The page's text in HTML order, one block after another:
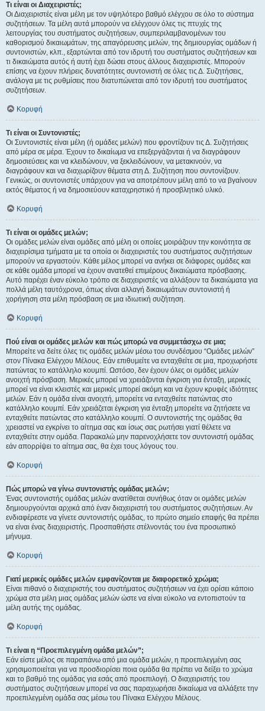
Τι είναι οι Διαχειριστές;
Οι Διαχειριστές είναι μέλη με τον υψηλότερο βαθμό ελέγχου σε όλο το σύστημα
συζητήσεων. Τα μέλη αυτά μπορούν να ελέγχουν όλες τις πτυχές της
λειτουργίας του συστήματος συζητήσεων, συμπεριλαμβανομένων του
καθορισμού δικαιωμάτων, της απαγόρευσης μελών, της δημιουργίας ομάδων ή
συντονιστών, κλπ., εξαρτώνται από τον ιδρυτή του συστήματος συζητήσεων και
τι δικαιώματα αυτός ή αυτή έχει δώσει στους άλλους διαχειριστές. Μπορούν
επίσης να έχουν πλήρεις δυνατότητες συντονιστή σε όλες τις Δ. Συζητήσεις,
ανάλογα με τις ρυθμίσεις που διατυπώνεται από τον ιδρυτή του συστήματος
συζητήσεων.
Κορυφή
Τι είναι οι Συντονιστές;
Οι Συντονιστές είναι μέλη (ή ομάδες μελών) που φροντίζουν τις Δ. Συζητήσεις
από μέρα σε μέρα. Έχουν το δικαίωμα να επεξεργάζονται ή να διαγράφουν
δημοσιεύσεις και να κλειδώνουν, να ξεκλειδώνουν, να μετακινούν, να
διαγράφουν και να διαχωρίζουν θέματα στη Δ. Συζήτηση που συντονίζουν.
Γενικώς, οι συντονιστές υπάρχουν για να αποτρέπουν μέλη από το να βγαίνουν
εκτός θέματος ή να δημοσιεύουν καταχρηστικό ή προσβλητικό υλικό.
Κορυφή
Τι είναι οι ομάδες μελών;
Οι ομάδες μελών είναι ομάδες από μέλη οι οποίες μοιράζουν την κοινότητα σε
διαχειρίσιμα τμήματα με τα οποία οι διαχειριστές του συστήματος συζητήσεων
μπορούν να εργαστούν. Κάθε μέλος μπορεί να ανήκει σε διάφορες ομάδες και
σε κάθε ομάδα μπορεί να έχουν ανατεθεί επιμέρους δικαιώματα πρόσβασης.
Αυτό παρέχει έναν εύκολο τρόπο σε διαχειριστές να αλλάξουν τα δικαιώματα για
πολλά μέλη ταυτόχρονα, όπως είναι αλλαγή δικαιωμάτων συντονιστή ή
χορήγηση στα μέλη πρόσβαση σε μια ιδιωτική συζήτηση.
Κορυφή
Πού είναι οι ομάδες μελών και πώς μπορώ να συμμετάσχω σε μια;
Μπορείτε να δείτε όλες τις ομάδες μελών μέσω του συνδέσμου “Ομάδες μελών”
στον Πίνακα Ελέγχου Μέλους. Εάν επιθυμείτε να ενταχθείτε σε μια, προχωρήστε
πατώντας το κατάλληλο κουμπί. Ωστόσο, δεν έχουν όλες οι ομάδες μελών
ανοιχτή πρόσβαση. Μερικές μπορεί να χρειάζονται έγκριση για ένταξη, μερικές
μπορεί να είναι κλειστές και μερικές μπορεί ακόμη και να έχουν κρυφές ιδιότητες
μελών. Εάν η ομάδα είναι ανοιχτή, μπορείτε να ενταχθείτε πατώντας στο
κατάλληλο κουμπί. Εάν χρειάζεται έγκριση για ένταξη μπορείτε να ζητήσετε να
ενταχθείτε πατώντας στο κατάλληλο κουμπί. Ο συντονιστής της ομάδας θα
χρειαστεί να εγκρίνει το αίτημα σας και ίσως σας ρωτήσει γιατί θέλετε να
ενταχθείτε στην ομάδα. Παρακαλώ μην παρενοχλήσετε τον συντονιστή ομάδας
εάν απορρίψει το αίτημα σας, θα έχει τους λόγους του.
Κορυφή
Πώς μπορώ να γίνω συντονιστής ομάδας μελών;
Ένας συντονιστής ομάδας μελών ανατίθεται συνήθως όταν οι ομάδες μελών
δημιουργούνται αρχικά από έναν διαχειριστή του συστήματος συζητήσεων. Αν
ενδιαφέρεστε να γίνετε συντονιστής ομάδας, το πρώτο σημείο επαφής θα πρέπει
να είναι ένας διαχειριστής. Προσπαθήστε στέλνοντάς του ένα προσωπικό
μήνυμα.
Κορυφή
Γιατί μερικές ομάδες μελών εμφανίζονται με διαφορετικό χρώμα;
Είναι πιθανό ο διαχειριστής του συστήματος συζητήσεων να έχει ορίσει κάποιο
χρώμα στα μέλη μιας ομάδας μελών ώστε να είναι εύκολο να εντοπιστούν τα
μέλη αυτής της ομάδας.
Κορυφή
Τι είναι η “Προεπιλεγμένη ομάδα μελών”;
Εάν είστε μέλος σε παραπάνω από μια ομάδα μελών, η προεπιλεγμένη σας
χρησιμοποιείται για να προσδιορίσει ποια ομάδα θα πρέπει να δείξει το χρώμα
και το βαθμό της ομάδας για εσάς από προεπιλογή. Ο διαχειριστής του
συστήματος συζητήσεων μπορεί να σας παραχωρήσει δικαίωμα να αλλάξετε την
προεπιλεγμένη ομάδα σας μέσω του Πίνακα Ελέγχου Μέλους.